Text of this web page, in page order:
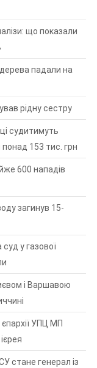
що показали
падали на
рідну сестру
судитимуть
153 тис. грн
600 нападів
загинув 15-
у газової
і Варшавою
єпархії УПЦ МП
стане генерал із